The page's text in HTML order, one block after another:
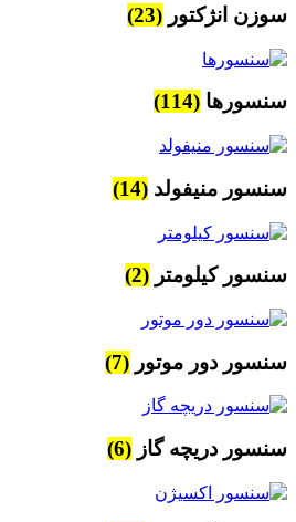
سوزن انژکتور (23)
سنسورها (114)
سنسور منیفولد (14)
سنسور کیلومتر (2)
سنسور دور موتور (7)
سنسور دریچه گاز (6)